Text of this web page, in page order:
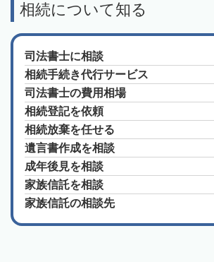
相続について知る
司法書士に相談
相続手続き代行サービス
司法書士の費用相場
相続登記を依頼
相続放棄を任せる
遺言書作成を相談
成年後見を相談
家族信託を相談
家族信託の相談先